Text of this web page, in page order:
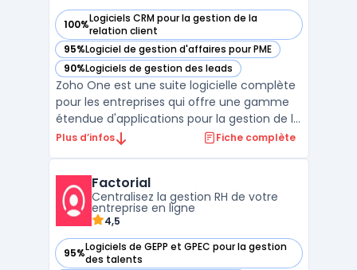
100%Logiciels CRM pour la gestion de la
relation client
— voir Zoho One dans cette catégorie
95%Logiciel de gestion d'affaires pour PME
— voir Zoho One dans cette catégorie
90%Logiciels de gestion des leads
— voir Zoho One dans cette catégorie
Zoho One est une suite logicielle complète
pour les entreprises qui offre une gamme
étendue d'applications pour la gestion de la
relation client, la comptabilité et la finance,
que les SIRH - Systèmes d'Informa ...
Plus d’infos Fiche complète
Factorial
Centralisez la gestion RH de votre
entreprise en ligne
4,5
95%Logiciels de GEPP et GPEC pour la gestion
des talents
— voir Factorial dans cette catégorie